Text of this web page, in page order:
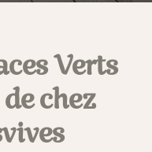
Verts
chez